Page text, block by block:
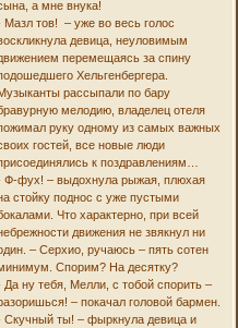
а мне внука!
Мазл тов! – уже во весь голос
девица, неуловимым
перемещаясь за спину
Хельгенбергера.
рассыпали по бару
мелодию, владелец отеля
руку одному из самых важных
гостей, все новые люди
к поздравлениям…
Ф-фух! – выдохнула рыжая, плюхая
стойку поднос с уже пустыми
Что характерно, при всей
движения не звякнул ни
– Серхио, ручаюсь – пять сотен
Спорим? На десятку?
Да ну тебя, Мелли, с тобой спорить –
– покачал головой бармен.
Скучный ты! – фыркнула девица и